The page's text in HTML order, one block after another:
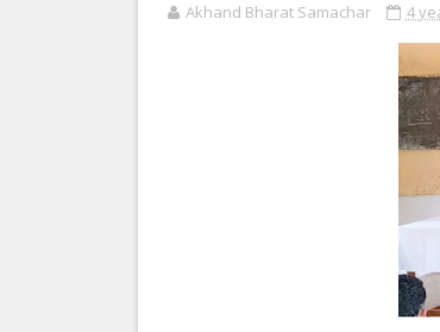
Akhand Bharat Samachar 4